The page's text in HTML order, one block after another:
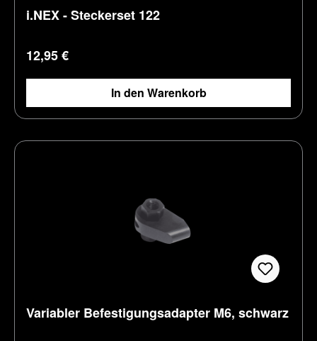
i.NEX - Steckerset 122
Regulärer Preis:
12,95 €
In den Warenkorb
Variabler Befestigungsadapter M6, schwarz